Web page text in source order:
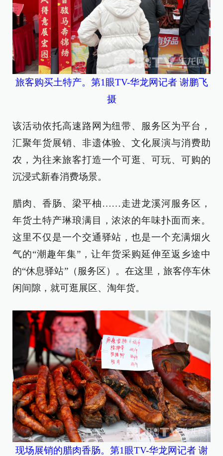
旅客购买土特产。第1眼TV-华龙网记者 谢鹏飞
摄
该活动依托高速路网为纽带、服务区为平台，
汇聚年货展销、非遗体验、文化展演与消费助
农，为往来旅客打造一个可逛、可玩、可购的
沉浸式新春消费场景。
腊肉、香肠、梁平柚……走进龙溪河服务区，
年货土特产琳琅满目，浓浓的年味扑面而来。
这里不仅是一个交通驿站，也是一个充满烟火
气的“潮趣年集”，让年货采购延伸至返乡途中
的“休息驿站”（服务区）。在这里，旅客停车休
闲间隙，就可逛展区、淘年货。
现场展销的腊肉香肠。第1眼TV-华龙网记者 谢